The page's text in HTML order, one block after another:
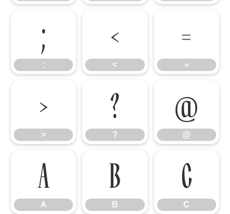
;
;
<
<
=
=
>
>
?
?
@
@
A
A
B
B
C
C